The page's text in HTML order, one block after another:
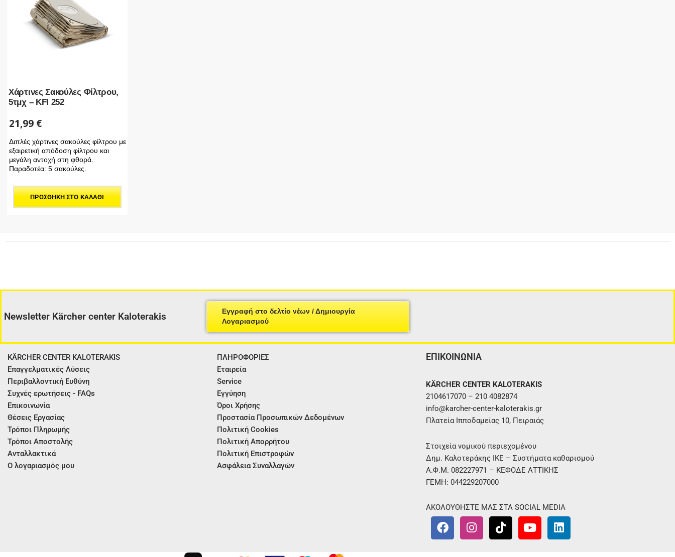
Χάρτινες Σακούλες Φίλτρου,
5τμχ – KFI 252
21,99 €
Διπλές χάρτινες σακούλες φίλτρου με
εξαιρετική απόδοση φίλτρου και
μεγάλη αντοχή στη φθορά.
Παραδοτέα: 5 σακούλες.
ΠΡΟΣΘΉΚΗ ΣΤΟ ΚΑΛΆΘΙ
Newsletter Kärcher center Kaloterakis
Εγγραφή στο δελτίο νέων / Δημιουργία
Λογαριασμού
KÄRCHER CENTER KALOTERAKIS
Επαγγελματικές Λύσεις
Περιβαλλοντική Ευθύνη
Συχνές ερωτήσεις - FAQs
Επικοινωνία
Θέσεις Εργασίας
Τρόποι Πληρωμής
Τρόποι Αποστολής
Ανταλλακτικά
Ο λογαριασμός μου
ΠΛΗΡΟΦΟΡΙΕΣ
Εταιρεία
Service
Εγγύηση
Όροι Χρήσης
Προστασία Προσωπικών Δεδομένων
Πολιτική Cookies
Πολιτική Απορρήτου
Πολιτική Επιστροφών
Ασφάλεια Συναλλαγών
ΕΠΙΚΟΙΝΩΝΙΑ
KÄRCHER CENTER KALOTERAKIS
2104617070 – 210 4082874
info@karcher-center-kaloterakis.gr
Πλατεία Ιπποδαμείας 10, Πειραιάς
Στοιχεία νομικού περιεχομένου
Δημ. Καλοτεράκης ΙΚΕ – Συστήματα καθαρισμού
Α.Φ.Μ. 082227971 – ΚΕΦΟΔΕ ΑΤΤΙΚΗΣ
ΓΕΜΗ: 044229207000
ΑΚΟΛΟΥΘΗΣΤΕ ΜΑΣ ΣΤΑ SOCIAL MEDIA
F
a
I
n
T
i
Y
o
L
i